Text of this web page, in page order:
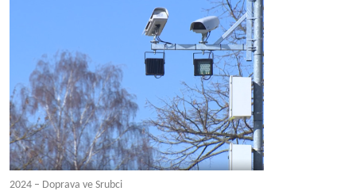
2024 – Doprava ve Srubci